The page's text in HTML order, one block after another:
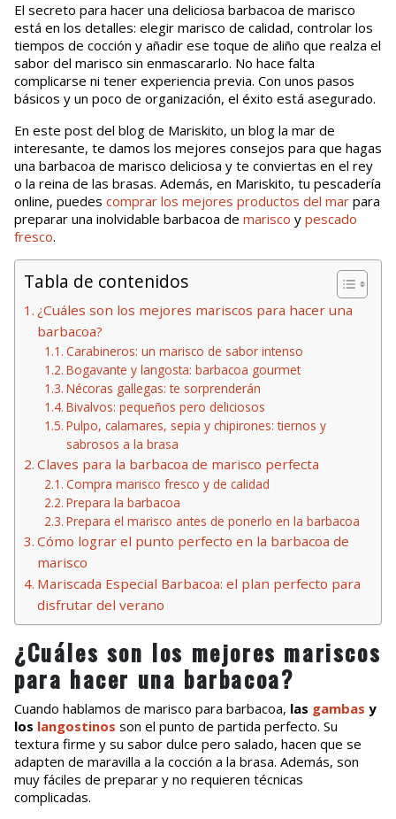
El secreto para hacer una deliciosa barbacoa de marisco
está en los detalles: elegir marisco de calidad, controlar los
tiempos de cocción y añadir ese toque de aliño que realza el
sabor del marisco sin enmascararlo. No hace falta
complicarse ni tener experiencia previa. Con unos pasos
básicos y un poco de organización, el éxito está asegurado.
En este post del blog de Mariskito, un blog la mar de
interesante, te damos los mejores consejos para que hagas
una barbacoa de marisco deliciosa y te conviertas en el rey
o la reina de las brasas. Además, en Mariskito, tu pescadería
online, puedes comprar los mejores productos del mar para
preparar una inolvidable barbacoa de marisco y pescado
fresco.
Tabla de contenidos
¿Cuáles son los mejores mariscos para hacer una
barbacoa?
Carabineros: un marisco de sabor intenso
Bogavante y langosta: barbacoa gourmet
Nécoras gallegas: te sorprenderán
Bivalvos: pequeños pero deliciosos
Pulpo, calamares, sepia y chipirones: tiernos y
sabrosos a la brasa
Claves para la barbacoa de marisco perfecta
Compra marisco fresco y de calidad
Prepara la barbacoa
Prepara el marisco antes de ponerlo en la barbacoa
Cómo lograr el punto perfecto en la barbacoa de
marisco
Mariscada Especial Barbacoa: el plan perfecto para
disfrutar del verano
¿Cuáles son los mejores mariscos
para hacer una barbacoa?
Cuando hablamos de marisco para barbacoa, las gambas y
los langostinos son el punto de partida perfecto. Su
textura firme y su sabor dulce pero salado, hacen que se
adapten de maravilla a la cocción a la brasa. Además, son
muy fáciles de preparar y no requieren técnicas
complicadas.